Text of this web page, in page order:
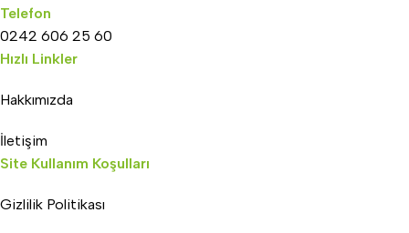
Telefon
0242 606 25 60
Hızlı Linkler
Hakkımızda
İletişim
Site Kullanım Koşulları
Gizlilik Politikası